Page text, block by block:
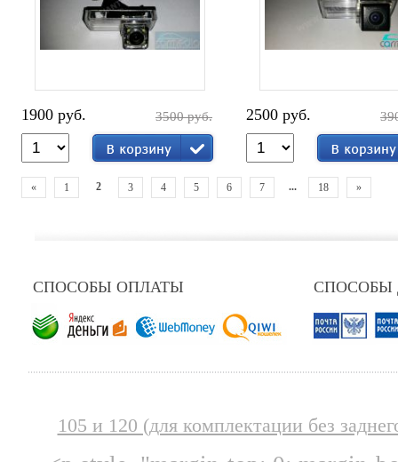
1900 руб. 3500 руб. 2500 руб.
« 1 2 3 4 5 6 7 ... 18 »
СПОСОБЫ ОПЛАТЫ СПОСОБЫ
105 и 120 (для комплектации без